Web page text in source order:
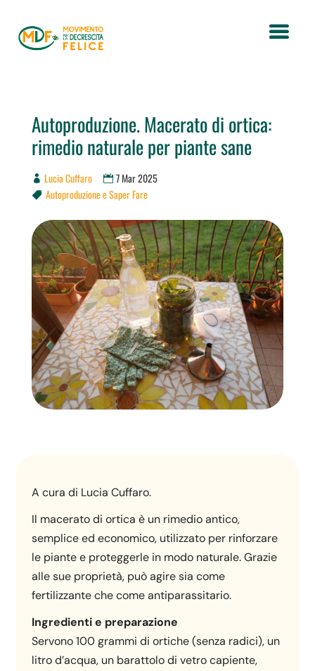
Autoproduzione. Macerato di ortica:
rimedio naturale per piante sane
Lucia Cuffaro 7 Mar 2025
 Autoproduzione e Saper Fare
A cura di Lucia Cuffaro.
Il macerato di ortica è un rimedio antico,
semplice ed economico, utilizzato per rinforzare
le piante e proteggerle in modo naturale. Grazie
alle sue proprietà, può agire sia come
fertilizzante che come antiparassitario.
Ingredienti e preparazione
Servono 100 grammi di ortiche (senza radici), un
litro d’acqua, un barattolo di vetro capiente,